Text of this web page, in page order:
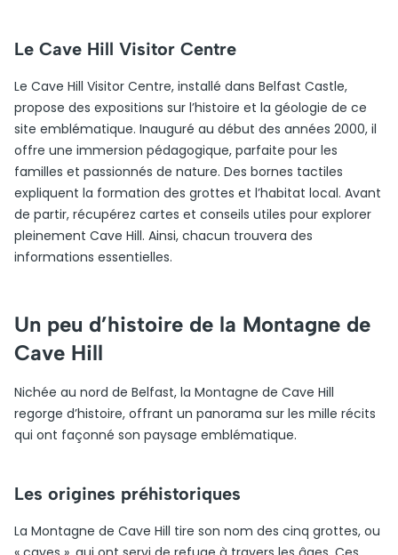
Le Cave Hill Visitor Centre
Le Cave Hill Visitor Centre, installé dans Belfast Castle,
propose des expositions sur l’histoire et la géologie de ce
site emblématique. Inauguré au début des années 2000, il
offre une immersion pédagogique, parfaite pour les
familles et passionnés de nature. Des bornes tactiles
expliquent la formation des grottes et l’habitat local. Avant
de partir, récupérez cartes et conseils utiles pour explorer
pleinement Cave Hill. Ainsi, chacun trouvera des
informations essentielles.
Un peu d’histoire de la Montagne de
Cave Hill
Nichée au nord de Belfast, la Montagne de Cave Hill
regorge d’histoire, offrant un panorama sur les mille récits
qui ont façonné son paysage emblématique.
Les origines préhistoriques
La Montagne de Cave Hill tire son nom des cinq grottes, ou